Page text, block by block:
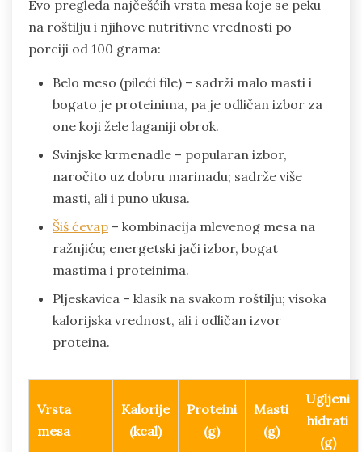
Evo pregleda najčešćih vrsta mesa koje se peku
na roštilju i njihove nutritivne vrednosti po
porciji od 100 grama:
Belo meso (pileći file) – sadrži malo masti i
bogato je proteinima, pa je odličan izbor za
one koji žele laganiji obrok.
Svinjske krmenadle – popularan izbor,
naročito uz dobru marinadu; sadrže više
masti, ali i puno ukusa.
Šiš ćevap – kombinacija mlevenog mesa na
ražnjiću; energetski jači izbor, bogat
mastima i proteinima.
Pljeskavica – klasik na svakom roštilju; visoka
kalorijska vrednost, ali i odličan izvor
proteina.
Vrsta
mesa
Kalorije
(kcal)
Proteini
(g)
Masti
(g)
Ugljeni
hidrati
(g)